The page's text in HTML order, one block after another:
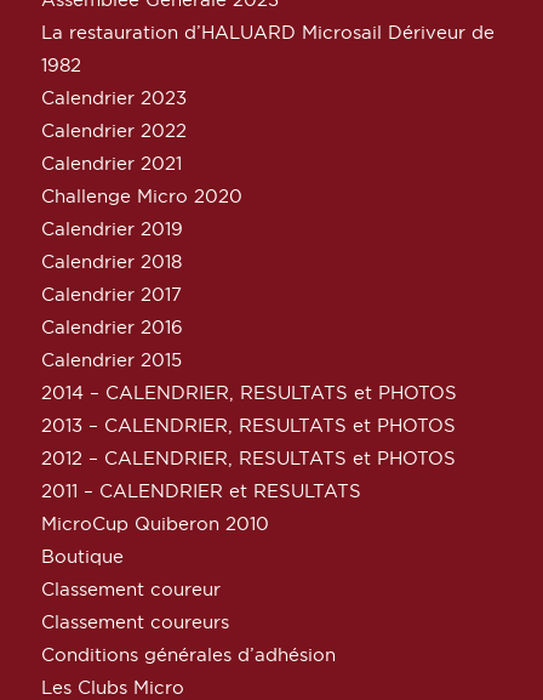
La restauration d’HALUARD Microsail Dériveur de
1982
Calendrier 2023
Calendrier 2022
Calendrier 2021
Challenge Micro 2020
Calendrier 2019
Calendrier 2018
Calendrier 2017
Calendrier 2016
Calendrier 2015
2014 – CALENDRIER, RESULTATS et PHOTOS
2013 – CALENDRIER, RESULTATS et PHOTOS
2012 – CALENDRIER, RESULTATS et PHOTOS
2011 – CALENDRIER et RESULTATS
MicroCup Quiberon 2010
Boutique
Classement coureur
Classement coureurs
Conditions générales d’adhésion
Les Clubs Micro